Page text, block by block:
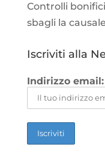
Controlli
sbagli la causale
Iscriviti alla
Indirizzo email: